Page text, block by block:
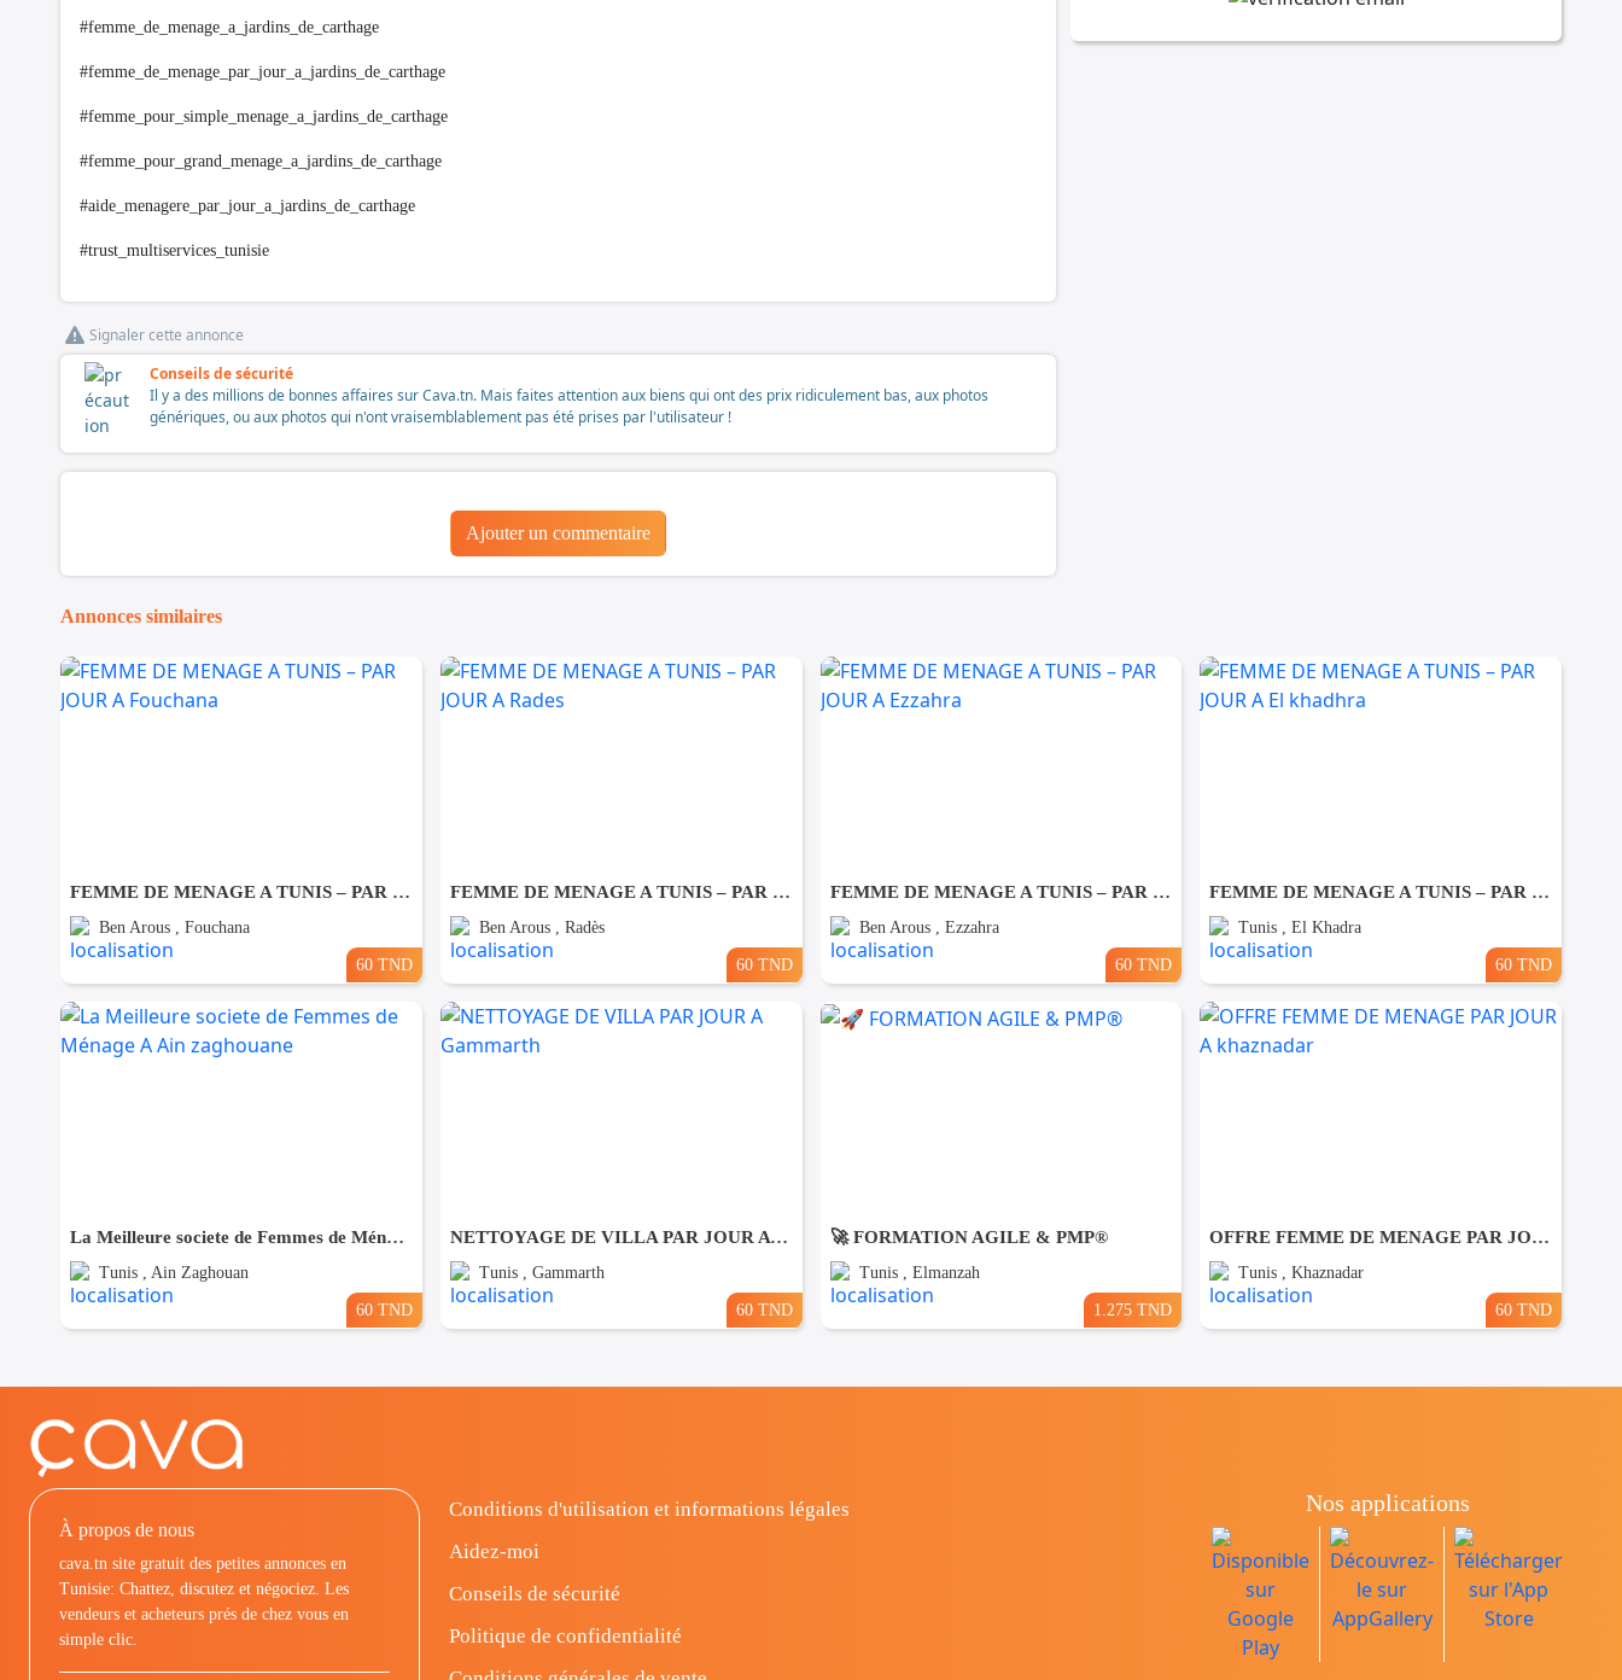
#femme_de_menage_a_jardins_de_carthage
#femme_de_menage_par_jour_a_jardins_de_carthage
#femme_pour_simple_menage_a_jardins_de_carthage
#femme_pour_grand_menage_a_jardins_de_carthage
#aide_menagere_par_jour_a_jardins_de_carthage
#trust_multiservices_tunisie
Signaler cette annonce
Conseils de sécurité
Il y a des millions de bonnes affaires sur Cava.tn. Mais faites attention aux biens qui ont des prix ridiculement bas, aux photos
génériques, ou aux photos qui n'ont vraisemblablement pas été prises par l'utilisateur !
Ajouter un commentaire
Annonces similaires
FEMME DE MENAGE A TUNIS – PAR JOUR A Fouchana
Ben Arous , Fouchana
60 TND
FEMME DE MENAGE A TUNIS – PAR JOUR A Rades
Ben Arous , Radès
60 TND
FEMME DE MENAGE A TUNIS – PAR JOUR A Ezzahra
Ben Arous , Ezzahra
60 TND
FEMME DE MENAGE A TUNIS – PAR JOUR A El khadhra
Tunis , El Khadra
60 TND
La Meilleure societe de Femmes de Ménage A Ain zaghouane
Tunis , Ain Zaghouan
60 TND
NETTOYAGE DE VILLA PAR JOUR A Gammarth
Tunis , Gammarth
60 TND
🚀 FORMATION AGILE & PMP®
Tunis , Elmanzah
1.275 TND
OFFRE FEMME DE MENAGE PAR JOUR A khaznadar
Tunis , Khaznadar
60 TND
À propos de nous
cava.tn site gratuit des petites annonces en
Tunisie: Chattez, discutez et négociez. Les
vendeurs et acheteurs prés de chez vous en
simple clic.
Conditions d'utilisation et informations légales
Aidez-moi
Conseils de sécurité
Politique de confidentialité
Nos applications